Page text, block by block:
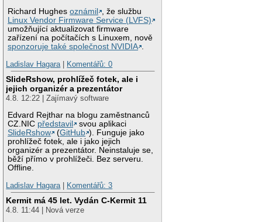
Richard Hughesoznámil
, že službu
Linux Vendor Firmware Service (LVFS)
umožňující aktualizovat firmware
zařízení na počítačích s Linuxem, nově
sponzoruje také společnost NVIDIA .
Ladislav Hagara | Komentářů: 0
SlideRshow, prohlížeč fotek, ale i
jejich organizér a prezentátor
4.8. 12:22 | Zajímavý software
Edvard Rejthar na blogu zaměstnanců
CZ.NIC představil
svou aplikaci
SlideRshow
(GitHub ). Funguje jako
prohlížeč fotek, ale i jako jejich
organizér a prezentátor. Neinstaluje se,
běží přímo v prohlížeči. Bez serveru.
Offline.
Ladislav Hagara | Komentářů: 3
Kermit má 45 let. Vydán C-Kermit 11
4.8. 11:44 | Nová verze